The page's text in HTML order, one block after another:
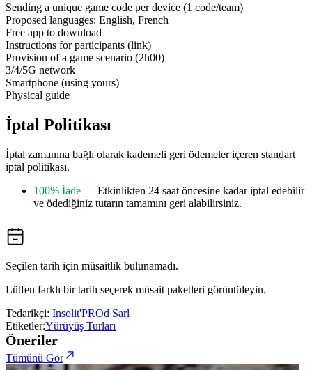
Sending a unique game code per device (1 code/team)
Proposed languages: English, French
Free app to download
Instructions for participants (link)
Provision of a game scenario (2h00)
3/4/5G network
Smartphone (using yours)
Physical guide
İptal Politikası
İptal zamanına bağlı olarak kademeli geri ödemeler içeren standart
iptal politikası.
100% İade — Etkinlikten 24 saat öncesine kadar iptal edebilir
ve ödediğiniz tutarın tamamını geri alabilirsiniz.
Seçilen tarih için müsaitlik bulunamadı.
Lütfen farklı bir tarih seçerek müsait paketleri görüntüleyin.
Tedarikçi: Insolit'PROd Sarl
Etiketler:Yürüyüş Turları
Öneriler
Tümünü Gör